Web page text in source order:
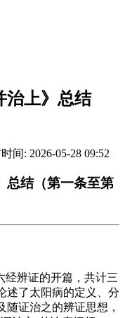
治上》总结
间: 2026-05-28 09:52
总结（第一条至第
经辨证的开篇，共计三
述了太阳病的定义、分
证治之的辨证思想，